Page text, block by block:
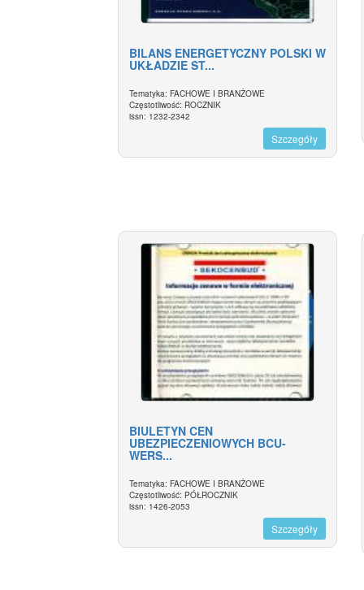
BILANS ENERGETYCZNY POLSKI W
UKŁADZIE ST...
Tematyka: FACHOWE I BRANŻOWE
Częstotliwość: ROCZNIK
issn: 1232-2342
Szczegóły
BIULETYN CEN
UBEZPIECZENIOWYCH BCU-
WERS...
Tematyka: FACHOWE I BRANŻOWE
Częstotliwość: PÓŁROCZNIK
issn: 1426-2053
Szczegóły